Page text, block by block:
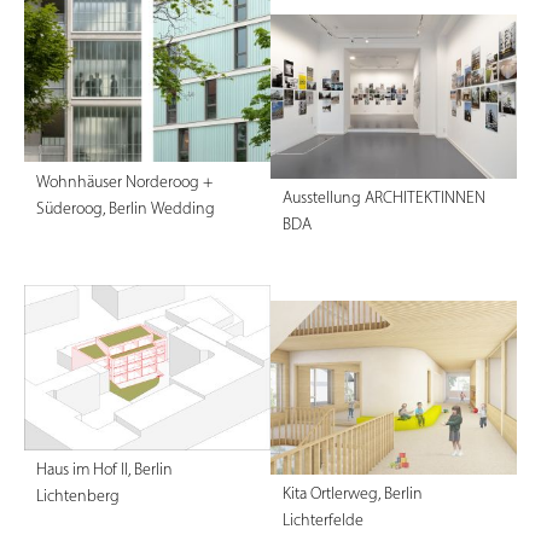
Wohnhäuser Norderoog +
Süderoog, Berlin Wedding
Ausstellung ARCHITEKTINNEN
BDA
Haus im Hof II, Berlin
Lichtenberg
Kita Ortlerweg, Berlin
Lichterfelde